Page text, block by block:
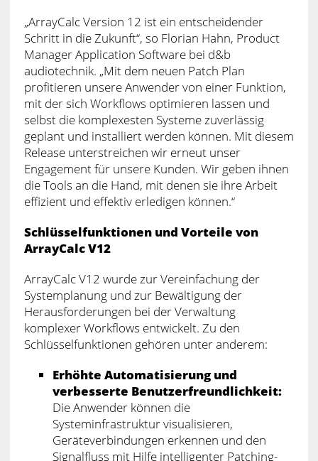
„ArrayCalc Version 12 ist ein entscheidender
Schritt in die Zukunft“, so Florian Hahn, Product
Manager Application Software bei d&b
audiotechnik. „Mit dem neuen Patch Plan
profitieren unsere Anwender von einer Funktion,
mit der sich Workflows optimieren lassen und
selbst die komplexesten Systeme zuverlässig
geplant und installiert werden können. Mit diesem
Release unterstreichen wir erneut unser
Engagement für unsere Kunden. Wir geben ihnen
die Tools an die Hand, mit denen sie ihre Arbeit
effizient und effektiv erledigen können.“
Schlüsselfunktionen und Vorteile von
ArrayCalc V12
ArrayCalc V12 wurde zur Vereinfachung der
Systemplanung und zur Bewältigung der
Herausforderungen bei der Verwaltung
komplexer Workflows entwickelt. Zu den
Schlüsselfunktionen gehören unter anderem:
Erhöhte Automatisierung und
verbesserte Benutzerfreundlichkeit:
Die Anwender können die
Systeminfrastruktur visualisieren,
Geräteverbindungen erkennen und den
Signalfluss mit Hilfe intelligenter Patching-